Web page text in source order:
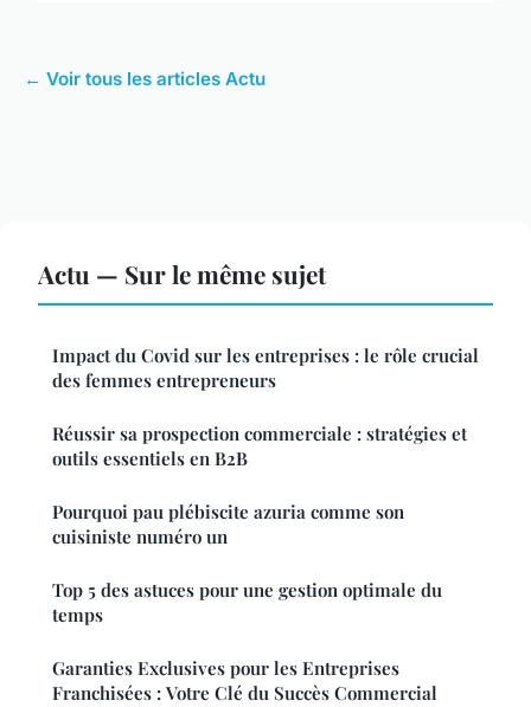
← Voir tous les articles Actu
Actu — Sur le même sujet
Impact du Covid sur les entreprises : le rôle crucial
des femmes entrepreneurs
Réussir sa prospection commerciale : stratégies et
outils essentiels en B2B
Pourquoi pau plébiscite azuria comme son
cuisiniste numéro un
Top 5 des astuces pour une gestion optimale du
temps
Garanties Exclusives pour les Entreprises
Franchisées : Votre Clé du Succès Commercial